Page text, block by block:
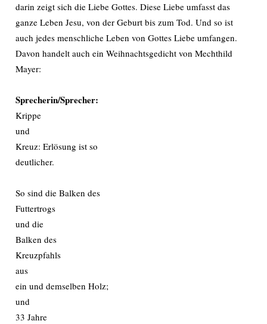
darin zeigt sich die Liebe Gottes. Diese Liebe umfasst das
ganze Leben Jesu, von der Geburt bis zum Tod. Und so ist
auch jedes menschliche Leben von Gottes Liebe umfangen.
Davon handelt auch ein Weihnachtsgedicht von Mechthild
Mayer:
Sprecherin/Sprecher:
Krippe
und
Kreuz: Erlösung ist so
deutlicher.
So sind die Balken des
Futtertrogs
und die
Balken des
Kreuzpfahls
aus
ein und demselben Holz;
und
33 Jahre